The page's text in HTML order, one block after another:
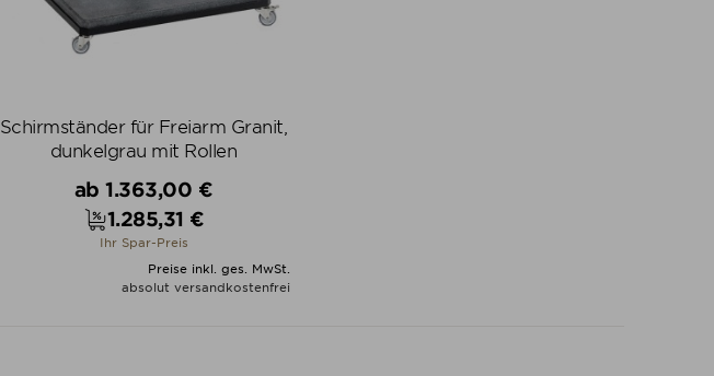
Schirmständer für Freiarm Granit,
dunkelgrau mit Rollen
Verkaufspreis
ab 1.363,00 €
Preis
1.285,31 €
Ihr Spar-Preis
Preise inkl. ges. MwSt.
absolut versandkostenfrei